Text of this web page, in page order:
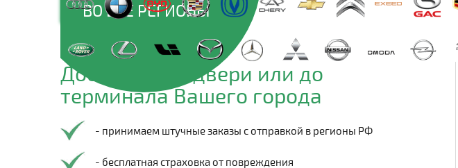
ВО ВСЕ РЕГИОНЫ
Доставим до двери или до
терминала Вашего города
- принимаем штучные заказы с отправкой в регионы РФ
- бесплатная страховка от повреждения